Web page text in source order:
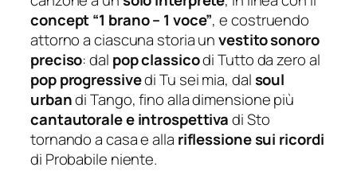
concept “1 brano – 1 voce”, e costruendo
attorno a ciascuna storia unvestito sonoro
preciso: dal pop classicodiTutto da zeroal
pop progressivediTu sei mia, dalsoul
urbandiTango, fino alla dimensione più
cantautorale e introspettivadiSto
tornando a casae alla riflessione sui ricordi
di Probabile niente.